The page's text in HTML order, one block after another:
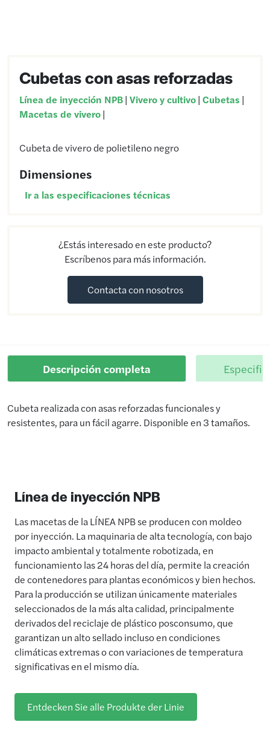
Cubetas con asas reforzadas
Línea de inyección NPB| Vivero y cultivo| Cubetas |
Macetas de vivero|
Cubeta de vivero de polietileno negro
Dimensiones
Ir a las especificaciones técnicas
¿Estás interesado en este producto?
Escríbenos para más información.
Contacta con nosotros
Descripción completa
Cubeta realizada con asas reforzadas funcionales y
resistentes, para un fácil agarre. Disponible en 3 tamaños.
Línea de inyección NPB
Las macetas de la LÍNEA NPB se producen con moldeo
por inyección. La maquinaria de alta tecnología, con bajo
impacto ambiental y totalmente robotizada, en
funcionamiento las 24 horas del día, permite la creación
de contenedores para plantas económicos y bien hechos.
Para la producción se utilizan únicamente materiales
seleccionados de la más alta calidad, principalmente
derivados del reciclaje de plástico posconsumo, que
garantizan un alto sellado incluso en condiciones
climáticas extremas o con variaciones de temperatura
significativas en el mismo día.
Entdecken Sie alle Produkte der Linie